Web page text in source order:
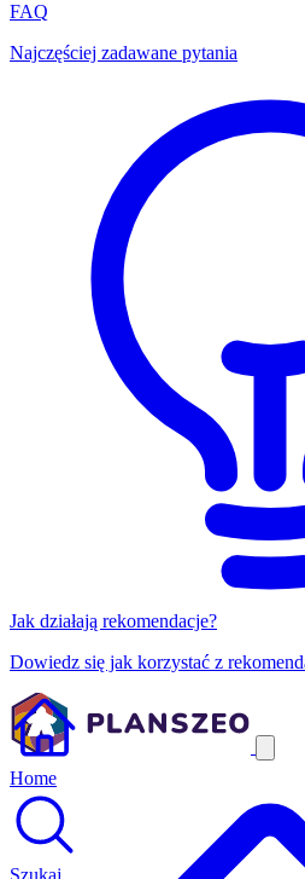
FAQ
Najczęściej zadawane pytania
Jak działają rekomendacje?
Dowiedz się jak korzystać z
Home
Szukaj